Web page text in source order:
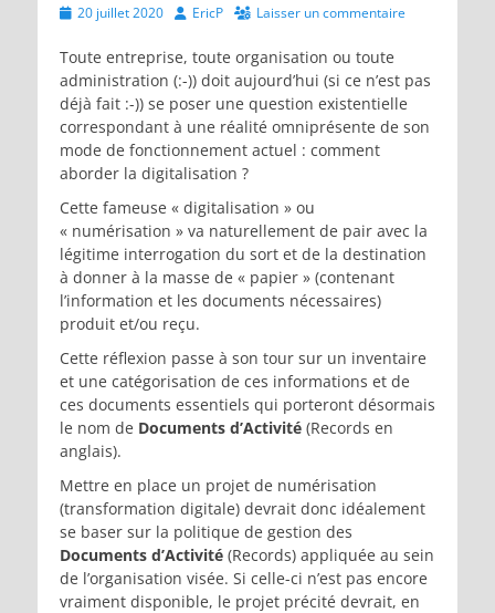
Posted20 juillet 2020 Author
EricP Laisser un commentaire
Toute entreprise, toute organisation ou toute
administration (:-)) doit aujourd’hui (si ce n’est pas
déjà fait :-)) se poser une question existentielle
correspondant à une réalité omniprésente de son
mode de fonctionnement actuel : comment
aborder la digitalisation ?
Cette fameuse « digitalisation » ou
« numérisation » va naturellement de pair avec la
légitime interrogation du sort et de la destination
à donner à la masse de « papier » (contenant
l’information et les documents nécessaires)
produit et/ou reçu.
Cette réflexion passe à son tour sur un inventaire
et une catégorisation de ces informations et de
ces documents essentiels qui porteront désormais
le nom de Documents d’Activité (Records en
anglais).
Mettre en place un projet de numérisation
(transformation digitale) devrait donc idéalement
se baser sur la politique de gestion des
Documents d’Activité (Records) appliquée au sein
de l’organisation visée. Si celle-ci n’est pas encore
vraiment disponible, le projet précité devrait, en